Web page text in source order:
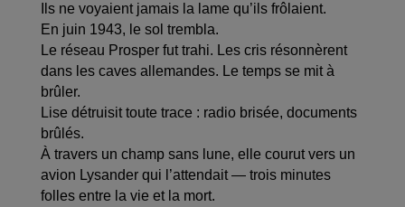
Ils ne voyaient jamais la lame qu’ils frôlaient.
En juin 1943, le sol trembla.
Le réseau Prosper fut trahi. Les cris résonnèrent
dans les caves allemandes. Le temps se mit à
brûler.
Lise détruisit toute trace : radio brisée, documents
brûlés.
À travers un champ sans lune, elle courut vers un
avion Lysander qui l’attendait — trois minutes
folles entre la vie et la mort.